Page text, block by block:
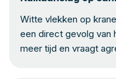
Witte vlekken op
een direct gevolg van
meer tijd en vraagt